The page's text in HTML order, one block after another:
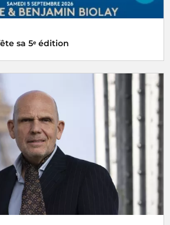
sa 5ᵉ édition